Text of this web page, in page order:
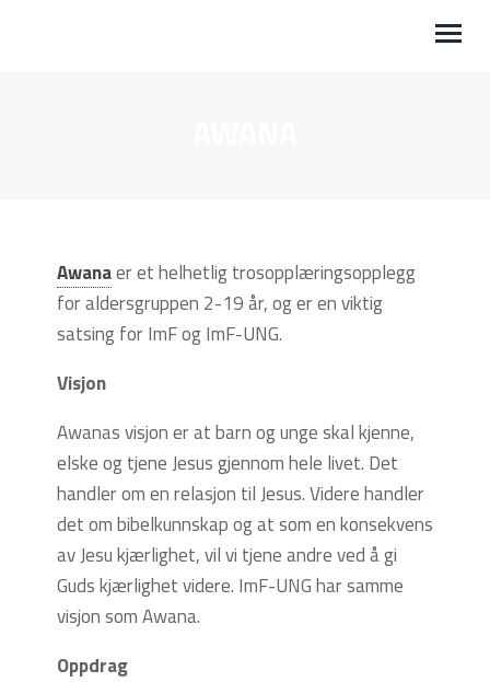
ARRANGEMENT
GI EN GAVE
MOTTA NYHETSBREV
KONTAKT
Awanaer et helhetlig trosopplæringsopplegg
for aldersgruppen 2-19 år, og er en viktig
satsing for ImF og ImF-UNG.
Visjon
Awanas visjon er at barn og unge skal kjenne,
elske og tjene Jesus gjennom hele livet. Det
handler om en relasjon til Jesus. Videre handler
det om bibelkunnskap og at som en konsekvens
av Jesu kjærlighet, vil vi tjene andre ved å gi
Guds kjærlighet videre. ImF-UNG har samme
visjon som Awana.
Oppdrag